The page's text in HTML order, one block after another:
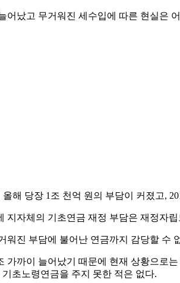
어났고 무거워진 세수입에 따른 현실은
해 당장 1조 천억 원의 부담이 커졌고,
지자체의 기초연금 재정 부담은 재정자
워진 부담에 불어난 연금까지 감당할 수
가까이 늘어났기 때문에 현재 상황으로
초노령연금을 주지 못한 적은 없다.